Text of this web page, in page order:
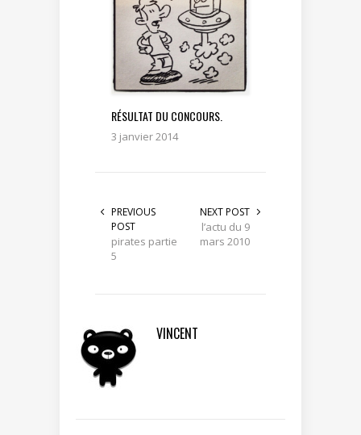
RÉSULTAT DU CONCOURS.
3 janvier 2014
PREVIOUS
POST
pirates partie
5
NEXT POST
l’actu du 9
mars 2010
VINCENT